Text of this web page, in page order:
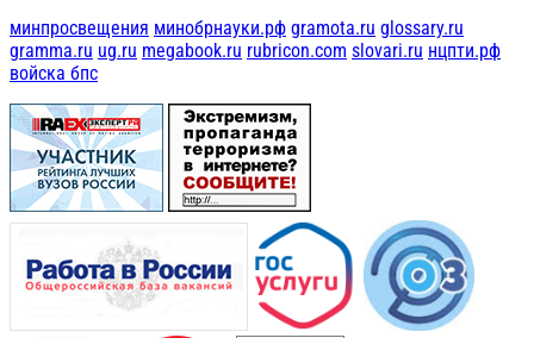
минпросвещения минобрнауки.рф gramota.ru glossary.ru
gramma.ru ug.ru megabook.ru rubricon.com slovari.ru нцпти.рф
войска бпс